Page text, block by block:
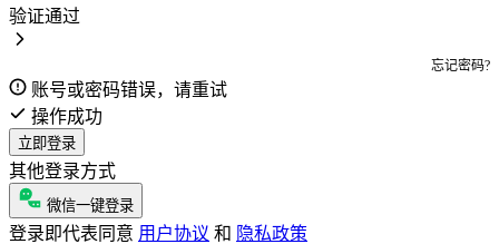
验证通过
忘记密码?
账号或密码错误，请重试
操作成功
立即登录
其他登录方式
微信一键登录
登录即代表同意 用户协议 和 隐私政策